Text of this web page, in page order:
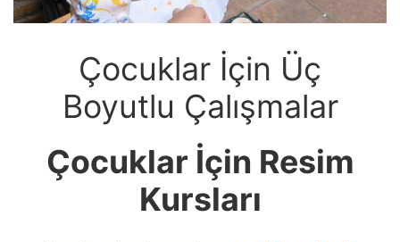
Çocuklar İçin Üç
Boyutlu Çalışmalar
Çocuklar İçin Resim
Kursları